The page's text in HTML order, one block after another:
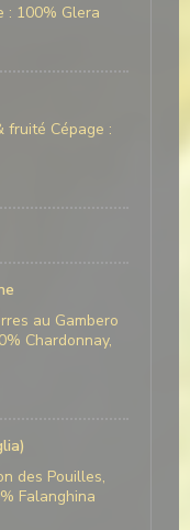
: 100% Glera
fruité Cépage :
au Gambero
Chardonnay,
des Pouilles,
Falanghina